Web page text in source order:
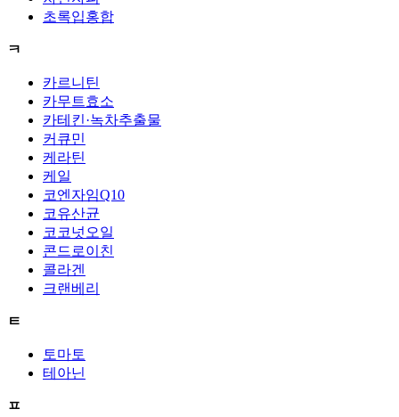
초록입홍합
ㅋ
카르니틴
카무트효소
카테킨·녹차추출물
커큐민
케라틴
케일
코엔자임Q10
코유산균
코코넛오일
콘드로이친
콜라겐
크랜베리
ㅌ
토마토
테아닌
ㅍ